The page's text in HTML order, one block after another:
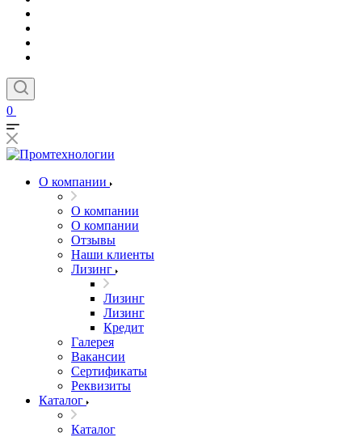
0
О компании
О компании
О компании
Отзывы
Наши клиенты
Лизинг
Лизинг
Лизинг
Кредит
Галерея
Вакансии
Сертификаты
Реквизиты
Каталог
Каталог